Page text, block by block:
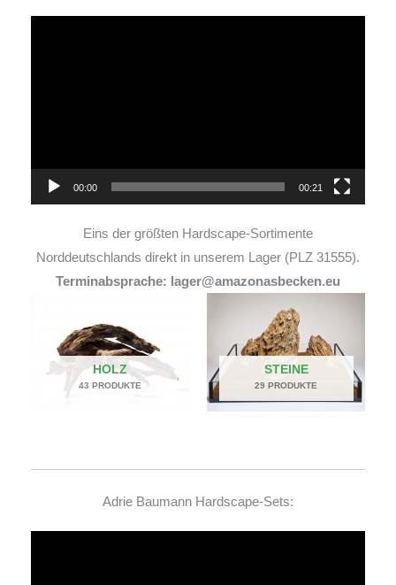
00:00 00:21
Eins der größten Hardscape-Sortimente
Norddeutschlands direkt in unserem Lager (PLZ 31555).
Terminabsprache: lager@amazonasbecken.eu
HOLZ
43 PRODUKTE
STEINE
29 PRODUKTE
Adrie Baumann Hardscape-Sets: